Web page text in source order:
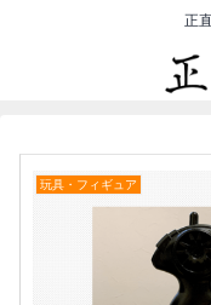
正
玩具・フィギュア